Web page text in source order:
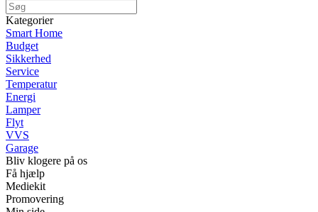
Kategorier
Smart Home
Budget
Sikkerhed
Service
Temperatur
Energi
Lamper
Flyt
VVS
Garage
Bliv klogere på os
Få hjælp
Mediekit
Promovering